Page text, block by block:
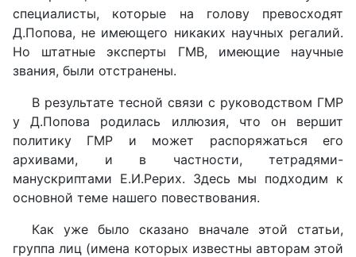
специалисты, которые на голову превосходят
Д.Попова, не имеющего никаких научных регалий.
Но штатные эксперты ГМВ, имеющие научные
звания, были отстранены.
В результате тесной связи с руководством ГМР
у Д.Попова родилась иллюзия, что он вершит
политику ГМР и может распоряжаться его
архивами, и в частности, тетрадями-
манускриптами Е.И.Рерих. Здесь мы подходим к
основной теме нашего повествования.
Как уже было сказано вначале этой статьи,
группа лиц (имена которых известны авторам этой